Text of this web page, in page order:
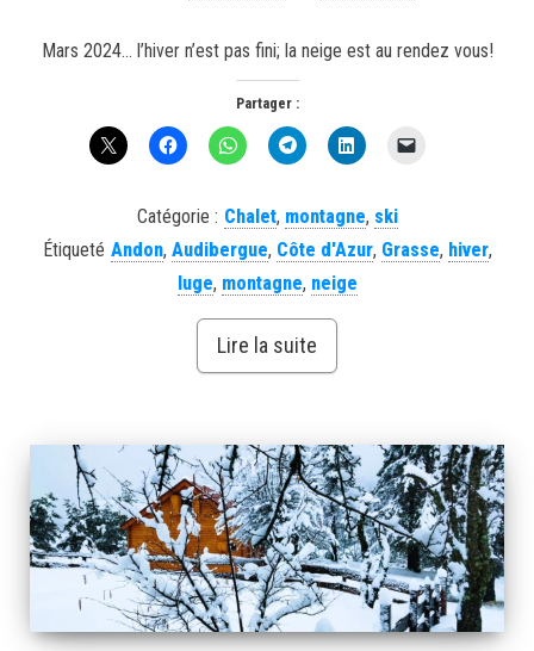
Mars 2024… l’hiver n’est pas fini; la neige est au rendez vous!
Partager :
Catégorie : Chalet, montagne, ski
Étiqueté Andon, Audibergue, Côte d'Azur, Grasse, hiver,
luge, montagne, neige
Lire la suite